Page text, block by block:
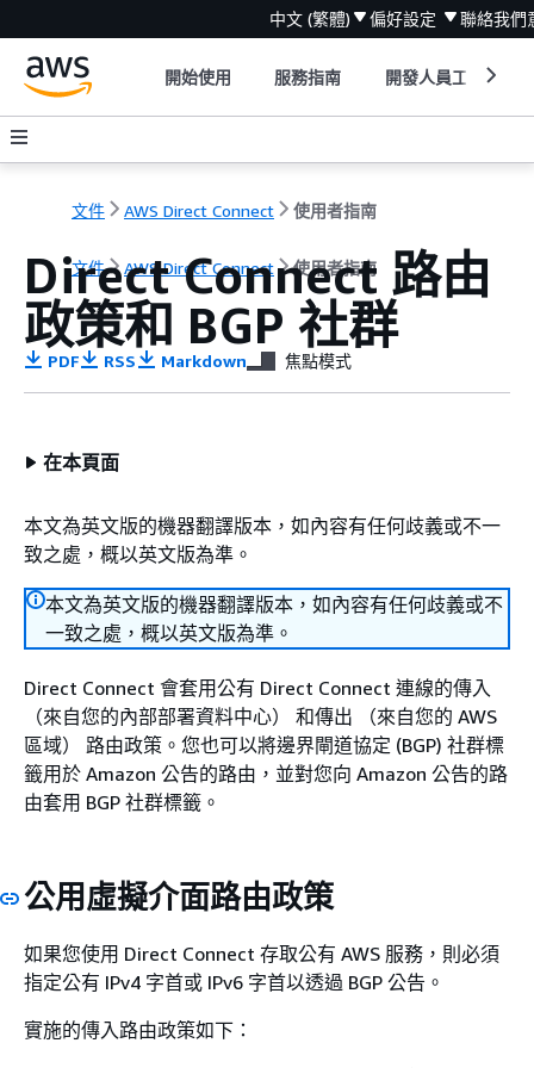
中文 (繁體) 偏好設定 聯絡我們
開始使用 服務指南 開發人員工具
文件 AWS Direct Connect 使用者指南
文件 AWS Direct Connect 使用者指南
Direct Connect 路由
政策和 BGP 社群
PDF RSS Markdown 焦點模式
在本頁面
本文為英文版的機器翻譯版本，如內容有任何歧義或不一
致之處，概以英文版為準。
本文為英文版的機器翻譯版本，如內容有任何歧義或不
一致之處，概以英文版為準。
Direct Connect 會套用公有 Direct Connect 連線的傳入
（來自您的內部部署資料中心） 和傳出 （來自您的 AWS
區域） 路由政策。您也可以將邊界閘道協定 (BGP) 社群標
籤用於 Amazon 公告的路由，並對您向 Amazon 公告的路
由套用 BGP 社群標籤。
公用虛擬介面路由政策
如果您使用 Direct Connect 存取公有 AWS 服務，則必須
指定公有 IPv4 字首或 IPv6 字首以透過 BGP 公告。
實施的傳入路由政策如下：